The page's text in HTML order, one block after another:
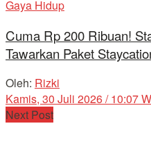
Gaya Hidup
Cuma Rp 200 Ribuan!
Tawarkan Paket
Oleh: Rizki
Kamis, 30 Juli 2026 / 10:07
Next Post